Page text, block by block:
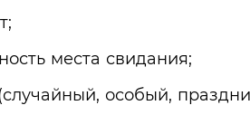
места свидания;
особый,